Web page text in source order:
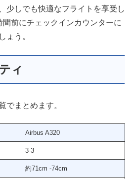
少しでも快適なフライトを享受し
前にチェックインカウンターに
ょう。
ィ
でまとめます。
Airbus A320
3-3
約71cm -74cm